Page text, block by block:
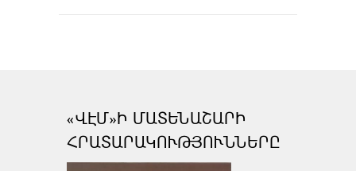
«ՎԷՄ»Ի ՄԱՏԵՆԱՇԱՐԻ
ՀՐԱՏԱՐԱԿՈՒԹՅՈՒՆՆԵՐԸ